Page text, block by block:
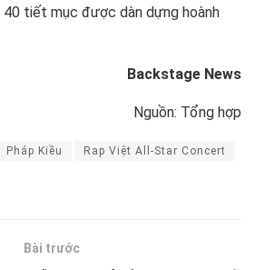
40 tiết mục được dàn dựng hoành
Backstage News
Nguồn: Tổng hợp
Pháp Kiều Rap Việt All-Star Concert
Bài trước